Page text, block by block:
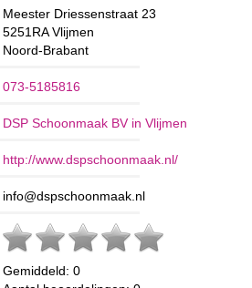
Meester Driessenstraat 23
5251RA Vlijmen
Noord-Brabant
073-5185816
DSP Schoonmaak BV in Vlijmen
http://www.dspschoonmaak.nl/
info@dspschoonmaak.nl
Gemiddeld: 0